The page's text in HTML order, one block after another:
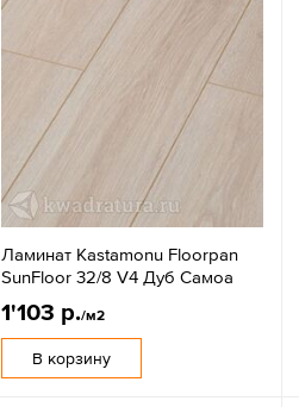
Ламинат Kastamonu Floorpan
SunFloor 32/8 V4 Дуб Самоа
1'103 р./м2
В корзину